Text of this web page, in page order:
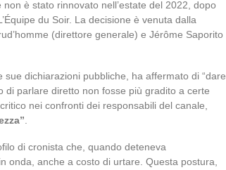
è stato rinnovato nell’estate del 2022, dopo
du Soir. La decisione è venuta dalla
(direttore generale) e Jérôme Saporito
dichiarazioni pubbliche, ha affermato di “dare
di parlare diretto non fosse più gradito a certe
nei confronti dei responsabili del canale,
.
di cronista che, quando deteneva
onda, anche a costo di urtare. Questa postura,